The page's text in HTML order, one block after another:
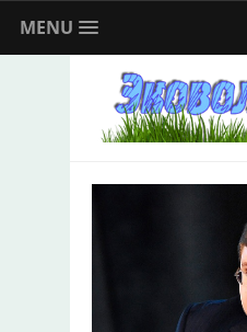
MENU